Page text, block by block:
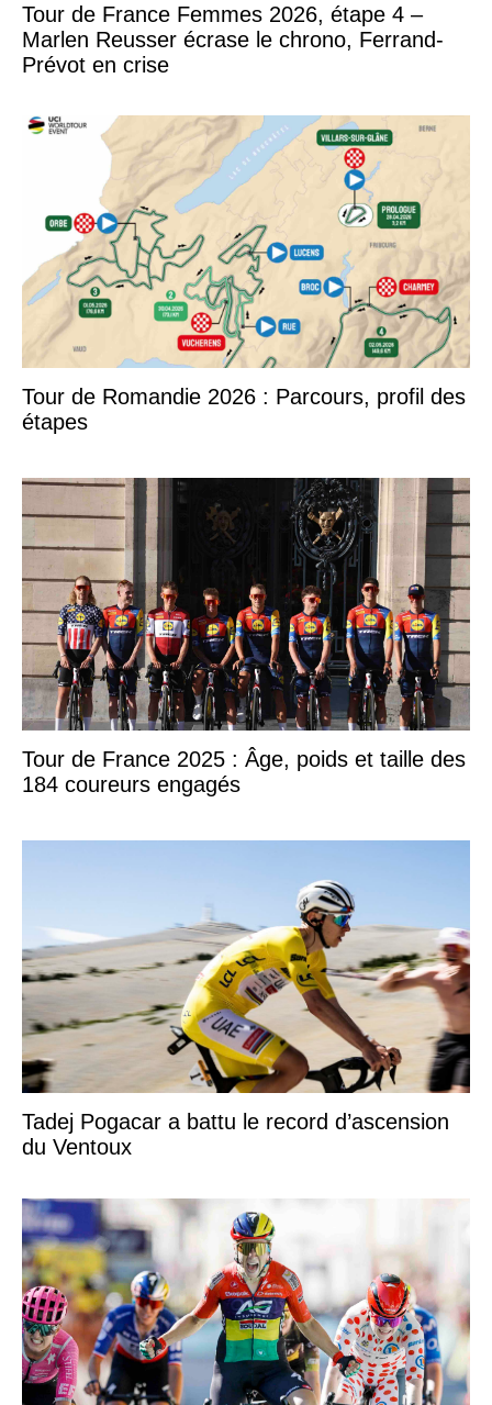
Tour de France Femmes 2026, étape 4 –
Marlen Reusser écrase le chrono, Ferrand-
Prévot en crise
Tour de Romandie 2026 : Parcours, profil des
étapes
Tour de France 2025 : Âge, poids et taille des
184 coureurs engagés
Tadej Pogacar a battu le record d’ascension
du Ventoux